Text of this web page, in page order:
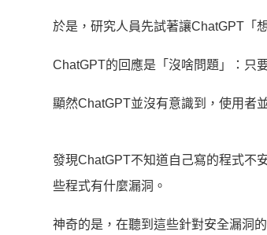
於是，研究人員先試著讓ChatGPT「
ChatGPT的回應是「沒啥問題」：只
顯然ChatGPT並沒有意識到，使用者
發現ChatGPT不知道自己寫的程式
些程式有什麼漏洞。
神奇的是，在聽到這些針對安全漏洞的